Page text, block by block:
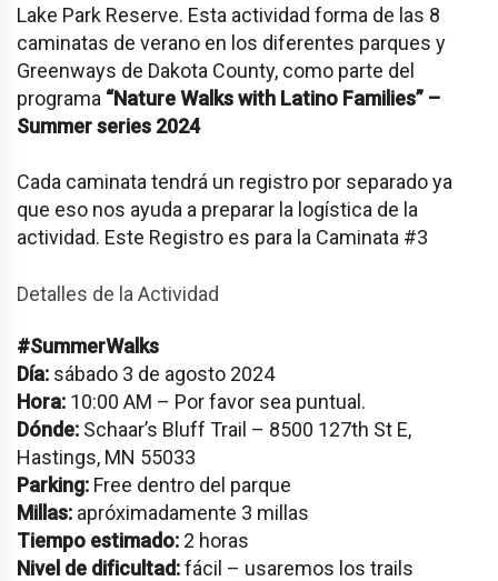
Lake Park Reserve. Esta actividad forma de las 8
caminatas de verano en los diferentes parques y
Greenways de Dakota County, como parte del
programa “Nature Walks with Latino Families” –
Summer series 2024
Cada caminata tendrá un registro por separado ya
que eso nos ayuda a preparar la logística de la
actividad. Este Registro es para la Caminata #3
Detalles de la Actividad
#SummerWalks
Día: sábado 3 de agosto 2024
Hora: 10:00 AM – Por favor sea puntual.
Dónde: Schaar’s Bluff Trail – 8500 127th St E,
Hastings, MN 55033
Parking: Free dentro del parque
Millas: apróximadamente 3 millas
Tiempo estimado: 2 horas
Nivel de dificultad:fácil – usaremos los trails